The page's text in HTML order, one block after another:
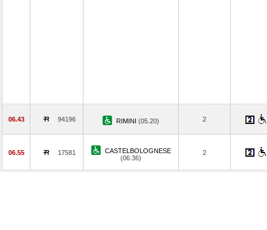
06.43 94196 RIMINI (05.20) 2
06.55 17581
CASTELBOLOGNESE
(06.36)
2